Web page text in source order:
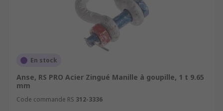
En stock
Anse, RS PRO Acier Zingué Manille à goupille, 1 t 9.65
mm
Code commande RS 312-3336